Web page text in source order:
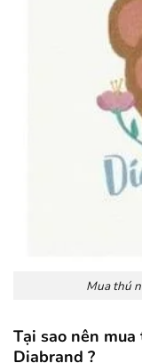
Mua thú
Tại sao nên
Diabrand ?